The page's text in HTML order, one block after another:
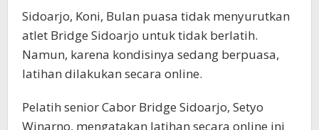
Sidoarjo, Koni, Bulan puasa tidak menyurutkan
atlet Bridge Sidoarjo untuk tidak berlatih.
Namun, karena kondisinya sedang berpuasa,
latihan dilakukan secara online.
Pelatih senior Cabor Bridge Sidoarjo, Setyo
Winarno, mengatakan latihan secara online ini